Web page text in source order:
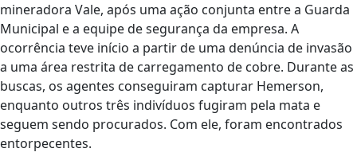
mineradora Vale, após uma ação conjunta entre a Guarda
Municipal e a equipe de segurança da empresa. A
ocorrência teve início a partir de uma denúncia de invasão
a uma área restrita de carregamento de cobre. Durante as
buscas, os agentes conseguiram capturar Hemerson,
enquanto outros três indivíduos fugiram pela mata e
seguem sendo procurados. Com ele, foram encontrados
entorpecentes.